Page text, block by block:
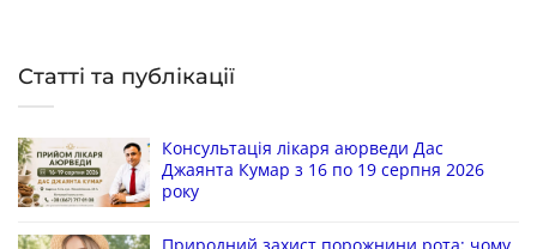
Статті та публікації
Консультація лікаря аюрведи Дас
Джаянта Кумар з 16 по 19 серпня 2026
року
Природний захист порожнини рота: чому